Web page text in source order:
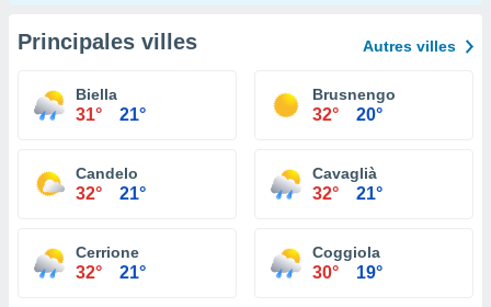
Principales villes Autres villes
Biella
31° 21°
Brusnengo
32° 20°
Candelo
32° 21°
Cavaglià
32° 21°
Cerrione
32° 21°
Coggiola
30° 19°